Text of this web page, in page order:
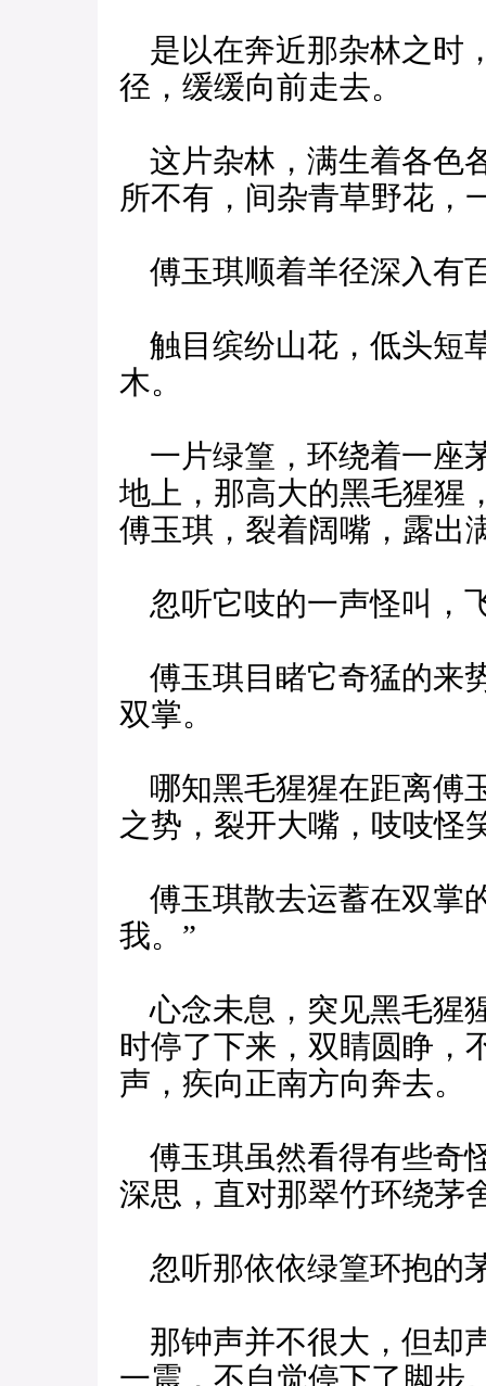
是以在奔近那杂林之时
径，缓缓向前走去。
这片杂林，满生着各色
所不有，间杂青草野花，
傅玉琪顺着羊径深入有
触目缤纷山花，低头短
木。
一片绿篁，环绕着一座
地上，那高大的黑毛猩猩
傅玉琪，裂着阔嘴，露出
忽听它吱的一声怪叫，
傅玉琪目睹它奇猛的来
双掌。
哪知黑毛猩猩在距离傅
之势，裂开大嘴，吱吱怪
傅玉琪散去运蓄在双掌
我。”
心念未息，突见黑毛猩
时停了下来，双睛圆睁，
声，疾向正南方向奔去。
傅玉琪虽然看得有些奇
深思，直对那翠竹环绕茅
忽听那依依绿篁环抱的
那钟声并不很大，但却
一震，不自觉停下了脚步